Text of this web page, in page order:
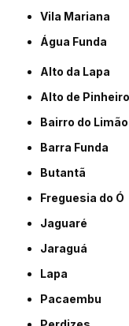
Vila Mariana
Água Funda
Alto da Lapa
Alto de
Bairro do Limão
Barra Funda
Butantã
Freguesia do Ó
Jaguaré
Jaraguá
Lapa
Pacaembu